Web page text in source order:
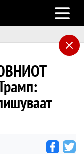
Open